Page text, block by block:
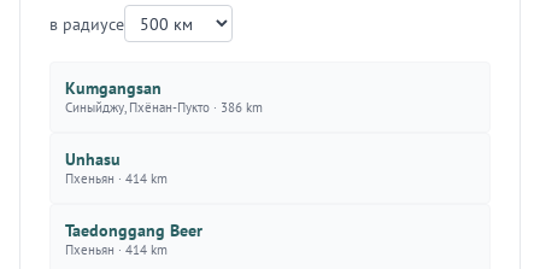
в радиусе
Kumgangsan
Синыйджу, Пхёнан-Пукто · 386 km
Unhasu
Пхеньян · 414 km
Taedonggang Beer
Пхеньян · 414 km